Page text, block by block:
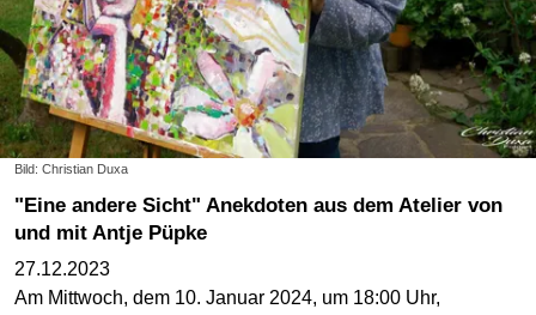
Bild: Christian Duxa
"Eine andere Sicht" Anekdoten aus dem Atelier von
und mit Antje Püpke
27.12.2023
Am Mittwoch, dem 10. Januar 2024, um 18:00 Uhr,